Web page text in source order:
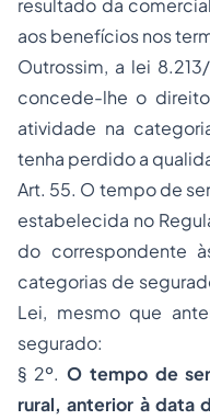
resultado da
aos benefícios nos
Outrossim, a lei
concede-lhe o
atividade na
tenha perdido a
Art. 55. O tempo de
estabelecida no
do correspondente
categorias de
Lei, mesmo que
segurado:
§ 2º. O tempo de
rural, anterior à data